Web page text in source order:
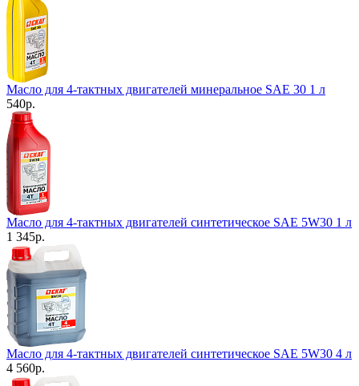
Масло для 4-тактных двигателей минеральное SAE 30 1 л
540р.
Масло для 4-тактных двигателей синтетическое SAE 5W30 1 л
1 345р.
Масло для 4-тактных двигателей синтетическое SAE 5W30 4 л
4 560р.